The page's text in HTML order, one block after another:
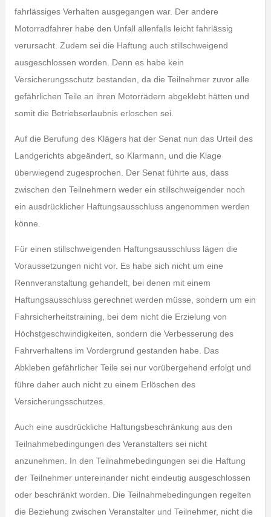
fahrlässiges Verhalten ausgegangen war. Der andere
Motorradfahrer habe den Unfall allenfalls leicht fahrlässig
verursacht. Zudem sei die Haftung auch stillschweigend
ausgeschlossen worden. Denn es habe kein
Versicherungsschutz bestanden, da die Teilnehmer zuvor alle
gefährlichen Teile an ihren Motorrädern abgeklebt hätten und
somit die Betriebserlaubnis erloschen sei.
Auf die Berufung des Klägers hat der Senat nun das Urteil des
Landgerichts abgeändert, so Klarmann, und die Klage
überwiegend zugesprochen. Der Senat führte aus, dass
zwischen den Teilnehmern weder ein stillschweigender noch
ein ausdrücklicher Haftungsausschluss angenommen werden
könne.
Für einen stillschweigenden Haftungsausschluss lägen die
Voraussetzungen nicht vor. Es habe sich nicht um eine
Rennveranstaltung gehandelt, bei denen mit einem
Haftungsausschluss gerechnet werden müsse, sondern um ein
Fahrsicherheitstraining, bei dem nicht die Erzielung von
Höchstgeschwindigkeiten, sondern die Verbesserung des
Fahrverhaltens im Vordergrund gestanden habe. Das
Abkleben gefährlicher Teile sei nur vorübergehend erfolgt und
führe daher auch nicht zu einem Erlöschen des
Versicherungsschutzes.
Auch eine ausdrückliche Haftungsbeschränkung aus den
Teilnahmebedingungen des Veranstalters sei nicht
anzunehmen. In den Teilnahmebedingungen sei die Haftung
der Teilnehmer untereinander nicht eindeutig ausgeschlossen
oder beschränkt worden. Die Teilnahmebedingungen regelten
die Beziehung zwischen Veranstalter und Teilnehmer, nicht die